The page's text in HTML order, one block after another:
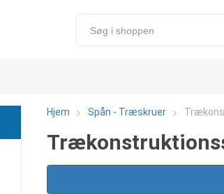
Hjem Spån - Træskruer